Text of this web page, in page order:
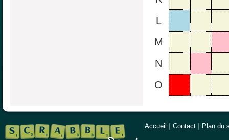
L
M
N
O
Accueil Contact Plan du